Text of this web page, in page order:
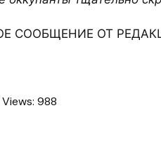
СООБЩЕНИЕ ОТ
988